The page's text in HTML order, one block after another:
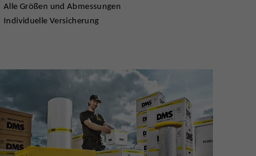
Alle Größen und Abmessungen
Individuelle Versicherung